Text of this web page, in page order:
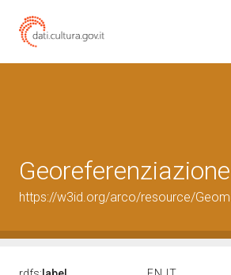
https://w3id.org/arco/resource/